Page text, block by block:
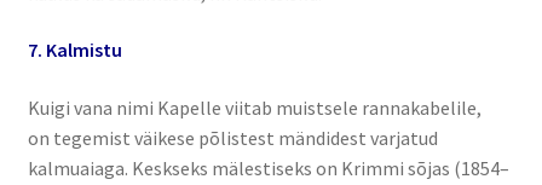
7. Kalmistu
Kuigi vana nimi Kapelle viitab muistsele rannakabelile,
on tegemist väikese põlistest mändidest varjatud
kalmuaiaga. Keskseks mälestiseks on Krimmi sõjas (1854–